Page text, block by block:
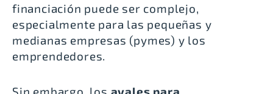
financiación puede ser complejo,
especialmente para las pequeñas y
medianas empresas (pymes) y los
emprendedores.
Sin embargo, los avales para